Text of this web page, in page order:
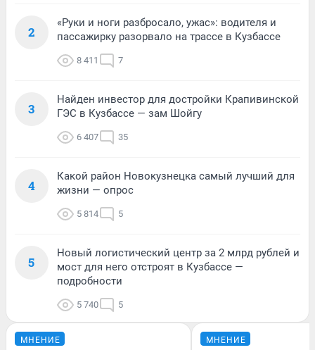
2
«Руки и ноги разбросало, ужас»: водителя и
пассажирку разорвало на трассе в Кузбассе
8 411 7
3
Найден инвестор для достройки Крапивинской
ГЭС в Кузбассе — зам Шойгу
6 407 35
4
Какой район Новокузнецка самый лучший для
жизни — опрос
5 814 5
5
Новый логистический центр за 2 млрд рублей и
мост для него отстроят в Кузбассе —
подробности
5 740 5
МНЕНИЕ МНЕНИЕ